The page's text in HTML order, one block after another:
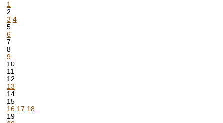
1
2
3 4
5
6
7
8
9
10
11
12
13
14
15
16 17 18
19